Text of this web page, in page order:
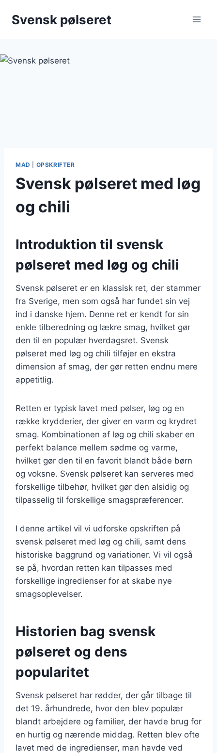
Svensk pølseret
MAD OPSKRIFTER
Svensk pølseret med løg
og chili
Introduktion til svensk
pølseret med løg og chili
Svensk pølseret er en klassisk ret, der stammer
fra Sverige, men som også har fundet sin vej
ind i danske hjem. Denne ret er kendt for sin
enkle tilberedning og lækre smag, hvilket gør
den til en populær hverdagsret. Svensk
pølseret med løg og chili tilføjer en ekstra
dimension af smag, der gør retten endnu mere
appetitlig.
Retten er typisk lavet med pølser, løg og en
række krydderier, der giver en varm og krydret
smag. Kombinationen af løg og chili skaber en
perfekt balance mellem sødme og varme,
hvilket gør den til en favorit blandt både børn
og voksne. Svensk pølseret kan serveres med
forskellige tilbehør, hvilket gør den alsidig og
tilpasselig til forskellige smagspræferencer.
I denne artikel vil vi udforske opskriften på
svensk pølseret med løg og chili, samt dens
historiske baggrund og variationer. Vi vil også
se på, hvordan retten kan tilpasses med
forskellige ingredienser for at skabe nye
smagsoplevelser.
Historien bag svensk
pølseret og dens
popularitet
Svensk pølseret har rødder, der går tilbage til
det 19. århundrede, hvor den blev populær
blandt arbejdere og familier, der havde brug for
en hurtig og nærende middag. Retten blev ofte
lavet med de ingredienser, man havde ved